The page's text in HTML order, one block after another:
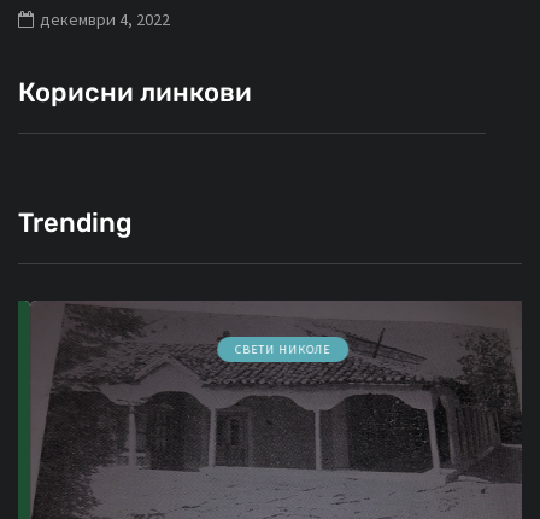
декември 4, 2022
Корисни линкови
Trending
СВЕТИ НИКОЛЕ